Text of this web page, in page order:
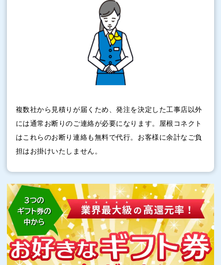
複数社から見積りが届くため、発注を決定した工事店以外
には通常お断りのご連絡が必要になります。屋根コネクト
はこれらのお断り連絡も無料で代行。お客様に余計なご負
担はお掛けいたしません。